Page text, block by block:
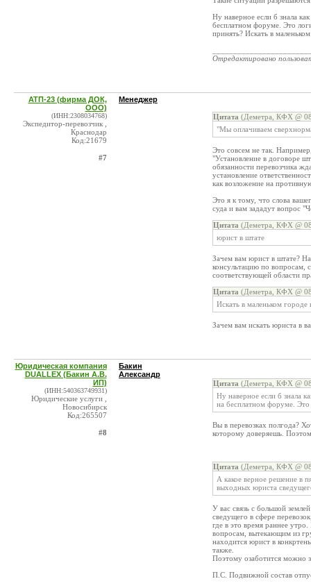
Ну наверное если б знала
бесплатном форуме. Это
принять? Искать в
Отредактировано
АТП-23 (фирма ДОК,
ООО)
(ИНН:2308034768)
Экспедитор-перевозчик ,
Краснодар
Код:21679
#7
Менеджер
Цитата (Деметра, КФХ @
"Мы оплачиваем
Это совсем не так.
"Установление в договоре
обязанности перевозчика
установление
как возложение на
Это я к тому, что слова
суда и вам зададут вопрос
Цитата (Деметра, КФХ @
юрист в штате
Зачем вам юрист в штате?
консультацию по вопросам,
соответствующей области
Цитата (Деметра, КФХ @
Искать в маленьком
Зачем вам искать юриста в
Юридическая компания
DUALLEX (Бакин А.В.
ИП)
(ИНН:540363749931)
Юридические услуги ,
Новосибирск
Код:265507
#8
Бакин
Александр
Цитата (Деметра, КФХ @
Ну наверное если б знала
на бесплатном форуме.
Вы в перевозках полгода?
которому доверяешь.
Цитата (Деметра, КФХ @
А какое верное решение в
выходных юриста
У вас связь с большой
сведущего в сфере
где в это время раннее
вопросам, вытекающим из
находится юрист в
также.
Поэтому озаботится можно
П.С. Подвижной состав